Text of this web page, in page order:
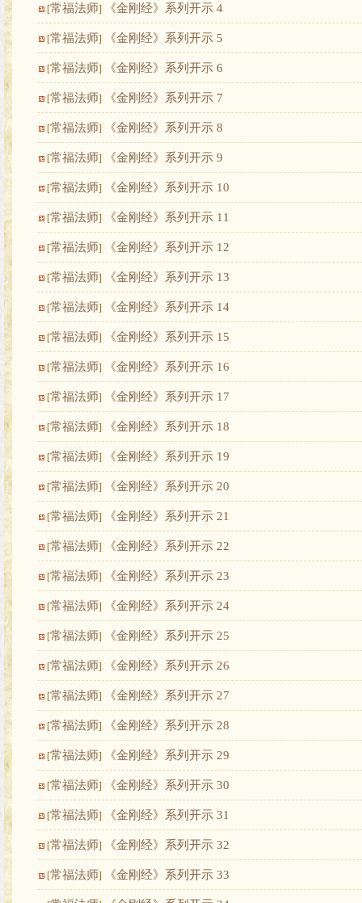
[常福法师] 《金刚经》系列开示 4
[常福法师] 《金刚经》系列开示 5
[常福法师] 《金刚经》系列开示 6
[常福法师] 《金刚经》系列开示 7
[常福法师] 《金刚经》系列开示 8
[常福法师] 《金刚经》系列开示 9
[常福法师] 《金刚经》系列开示 10
[常福法师] 《金刚经》系列开示 11
[常福法师] 《金刚经》系列开示 12
[常福法师] 《金刚经》系列开示 13
[常福法师] 《金刚经》系列开示 14
[常福法师] 《金刚经》系列开示 15
[常福法师] 《金刚经》系列开示 16
[常福法师] 《金刚经》系列开示 17
[常福法师] 《金刚经》系列开示 18
[常福法师] 《金刚经》系列开示 19
[常福法师] 《金刚经》系列开示 20
[常福法师] 《金刚经》系列开示 21
[常福法师] 《金刚经》系列开示 22
[常福法师] 《金刚经》系列开示 23
[常福法师] 《金刚经》系列开示 24
[常福法师] 《金刚经》系列开示 25
[常福法师] 《金刚经》系列开示 26
[常福法师] 《金刚经》系列开示 27
[常福法师] 《金刚经》系列开示 28
[常福法师] 《金刚经》系列开示 29
[常福法师] 《金刚经》系列开示 30
[常福法师] 《金刚经》系列开示 31
[常福法师] 《金刚经》系列开示 32
[常福法师] 《金刚经》系列开示 33